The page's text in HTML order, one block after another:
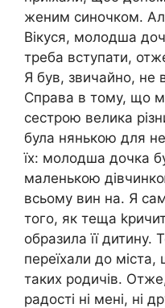
женим синочком.
Вікуся, молодша
треба вступати,
Я був, звичайно, не
Справа в тому, що
сестрою велика
була нянькою для
їх: молодша дочка
маленькою
всьому вин на. Я
того, як теща
образила її дитину.
переїхали до міста,
таких родичів. Отже,
радості ні мені, ні